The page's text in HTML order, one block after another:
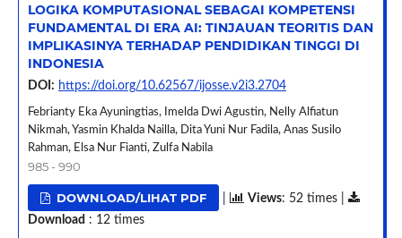
LOGIKA KOMPUTASIONAL SEBAGAI KOMPETENSI
FUNDAMENTAL DI ERA AI: TINJAUAN TEORITIS DAN
IMPLIKASINYA TERHADAP PENDIDIKAN TINGGI DI
INDONESIA
DOI: https://doi.org/10.62567/ijosse.v2i3.2704
Febrianty Eka Ayuningtias, Imelda Dwi Agustin, Nelly Alfiatun
Nikmah, Yasmin Khalda Nailla, Dita Yuni Nur Fadila, Anas Susilo
Rahman, Elsa Nur Fianti, Zulfa Nabila
985 - 990
DOWNLOAD/LIHAT PDF Views: 52 times |
Download : 12 times